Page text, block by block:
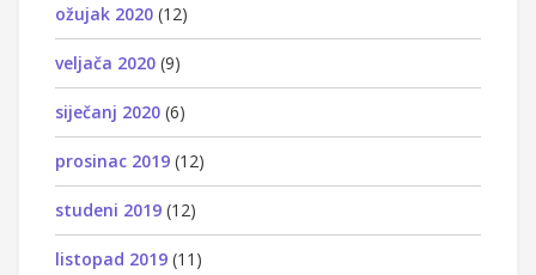
ožujak 2020 (12)
veljača 2020 (9)
siječanj 2020 (6)
prosinac 2019 (12)
studeni 2019 (12)
listopad 2019 (11)